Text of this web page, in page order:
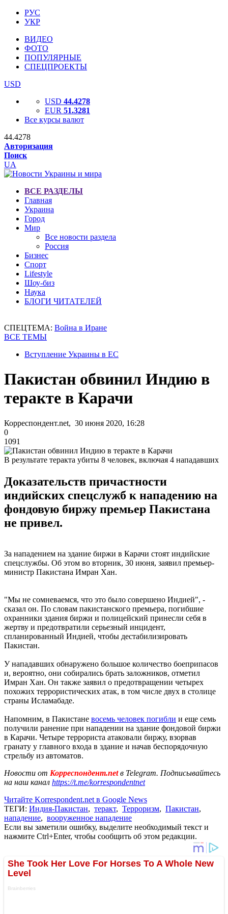
РУС
УКР
ВИДЕО
ФОТО
ПОПУЛЯРНЫЕ
СПЕЦПРОЕКТЫ
USD
USD 44.4278
EUR 51.3281
Все курсы валют
44.4278
Авторизация
Поиск
UA
ВСЕ РАЗДЕЛЫ
Главная
Украина
Город
Мир
Все новости раздела
Россия
Бизнес
Спорт
Lifestyle
Шоу-биз
Наука
БЛОГИ ЧИТАТЕЛЕЙ
СПЕЦТЕМА: Война в Иране
ВСЕ ТЕМЫ
Вступление Украины в ЕС
Пакистан обвинил Индию в
теракте в Карачи
Корреспондент.net, 30 июня 2020, 16:28
0
1091
В результате теракта убиты 8 человек, включая 4 нападавших
Доказательств причастности
индийских спецслужб к нападению на
фондовую биржу премьер Пакистана
не привел.
За нападением на здание биржи в Карачи стоят индийские
спецслужбы. Об этом во вторник, 30 июня, заявил премьер-
министр Пакистана Имран Хан.
"Мы не сомневаемся, что это было совершено Индией", -
сказал он. По словам пакистанского премьера, погибшие
охранники здания биржи и полицейский принесли себя в
жертву и предотвратили серьезный инцидент,
спланированный Индией, чтобы дестабилизировать
Пакистан.
У нападавших обнаружено большое количество боеприпасов
и, вероятно, они собирались брать заложников, отметил
Имран Хан. Он также заявил о предотвращении четырех
похожих террористических атак, в том числе двух в столице
страны Исламабаде.
Напомним, в Пакистане восемь человек погибли и еще семь
получили ранение при нападении на здание фондовой биржи
в Карачи. Четыре террориста атаковали биржу, взорвав
гранату у главного входа в здание и начав беспорядочную
стрельбу из автоматов.
Новости от Корреспондент.netв Telegram. Подписывайтесь
на наш канал https://t.me/korrespondentnet
Читайте Korrespondent.net в Google News
ТЕГИ: Индия-Пакистан, теракт, Терроризм, Пакистан,
нападение, вооруженное нападение
Если вы заметили ошибку, выделите необходимый текст и
нажмите Ctrl+Enter, чтобы сообщить об этом редакции.